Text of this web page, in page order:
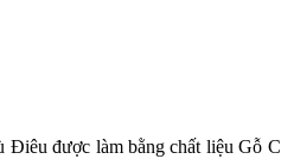
được làm bằng chất liệu Gỗ